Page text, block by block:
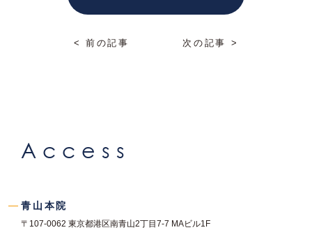
< 前の記事 次の記事 >
Access
青山本院
〒107-0062 東京都港区南青山2丁目7-7 MAビル1F